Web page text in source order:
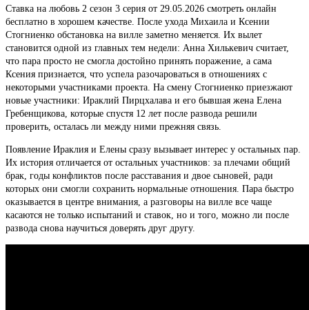
Ставка на любовь 2 сезон 3 серия от 29.05.2026 смотреть онлайн
бесплатно в хорошем качестве. После ухода Михаила и Ксении
Стогниенко обстановка на вилле заметно меняется. Их вылет
становится одной из главных тем недели: Анна Хилькевич считает,
что пара просто не смогла достойно принять поражение, а сама
Ксения признается, что успела разочароваться в отношениях с
некоторыми участниками проекта. На смену Стогниенко приезжают
новые участники: Ираклий Пирцхалава и его бывшая жена Елена
Гребенщикова, которые спустя 12 лет после развода решили
проверить, осталась ли между ними прежняя связь.
Появление Ираклия и Елены сразу вызывает интерес у остальных пар.
Их история отличается от остальных участников: за плечами общий
брак, годы конфликтов после расставания и двое сыновей, ради
которых они смогли сохранить нормальные отношения. Пара быстро
оказывается в центре внимания, а разговоры на вилле все чаще
касаются не только испытаний и ставок, но и того, можно ли после
развода снова научиться доверять друг другу.